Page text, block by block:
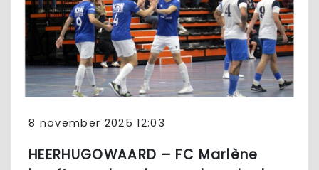
8 november 2025 12:03
HEERHUGOWAARD – FC Marlène